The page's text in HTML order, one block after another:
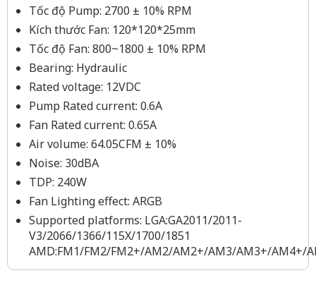
Tốc độ Pump: 2700 ± 10% RPM
Kích thước Fan: 120*120*25mm
Tốc độ Fan: 800~1800 ± 10% RPM
Bearing: Hydraulic
Rated voltage: 12VDC
Pump Rated current: 0.6A
Fan Rated current: 0.65A
Air volume: 64.05CFM ± 10%
Noise: 30dBA
TDP: 240W
Fan Lighting effect: ARGB
Supported platforms: LGA:GA2011/2011-
V3/2066/1366/115X/1700/1851
AMD:FM1/FM2/FM2+/AM2/AM2+/AM3/AM3+/AM4+/